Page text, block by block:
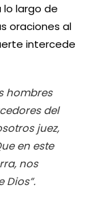
lo largo de
oraciones al
intercede
hombres
del
juez,
en este
nos
Dios”.